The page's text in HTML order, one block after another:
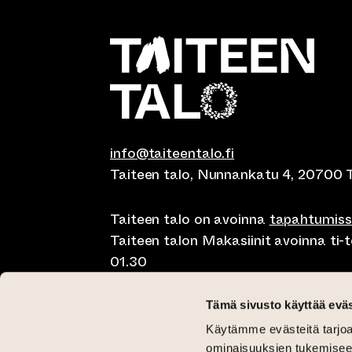
Tämä sivusto käyttää
Käytämme evästeitä
ominaisuuksien
info@taiteentalo.fi
Taiteen talo, Nunnankatu 4, 20700
Taiteen talo on avoinna
Taiteen talon Makasiinit avoinna ti-
01.30
Café Elephanten su-ma klo 10-20,